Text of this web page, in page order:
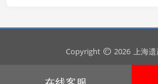
Copyright 2026 上海
沪ICP备2024092023号